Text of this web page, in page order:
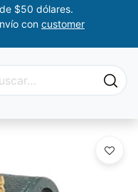
$50 dólares.
con customer